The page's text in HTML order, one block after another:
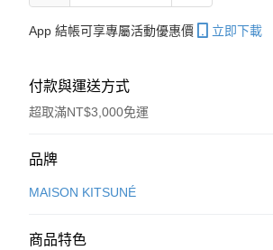
App 結帳可享專屬活動優惠價 立即下載
付款與運送方式
超取滿NT$3,000免運
付款方式
信用卡一次付款
品牌
MAISON KITSUNÉ
商品特色